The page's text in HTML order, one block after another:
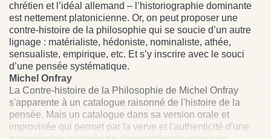
chrétien et l’idéal allemand – l’historiographie dominante
est nettement platonicienne. Or, on peut proposer une
contre-histoire de la philosophie qui se soucie d’un autre
lignage : matérialiste, hédoniste, nominaliste, athée,
sensualiste, empirique, etc. Et s’y inscrire avec le souci
d’une pensée systématique.
Michel Onfray
La Contre-histoire de la Philosophie de Michel Onfray
s'apparente à un catalogue raisonné de l'histoire de la
pensée. Mais un catalogue dans sa version orale et
improvisée qui permet par la verve et l'authenticité d'une